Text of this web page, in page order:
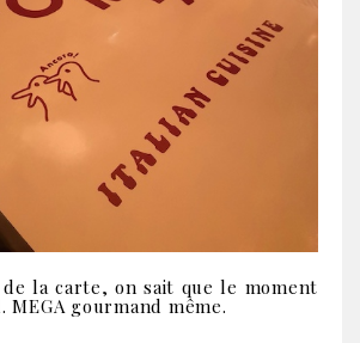
la carte, on sait que le moment
MEGA gourmand même.